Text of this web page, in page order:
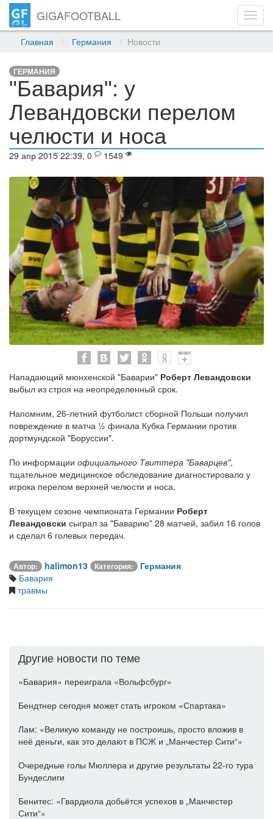
GIGAFOOTBALL
Главная Германия Новости
ГЕРМАНИЯ
"Бавария": у
Левандовски перелом
челюсти и носа
29 апр 2015 22:39, 0 1549
Нападающий мюнхенской "Баварии" Роберт Левандовски
выбыл из строя на неопределенный срок.
Напомним, 26-летний футболист сборной Польши получил
повреждение в матча ½ финала Кубка Германии против
дортмундской "Боруссии".
По информации официального Твиттера "Баварцев",
тщательное медицинское обследование диагностировало у
игрока перелом верхней челюсти и носа.
В текущем сезоне чемпионата Германии Роберт
Левандовски сыграл за "Баварию" 28 матчей, забил 16 голов
и сделал 6 голевых передач.
Автор: halimon13 Категория:
Германия
Бавария
травмы
Другие новости по теме
«Бавария» переиграла «Вольфсбург»
Бендтнер сегодня может стать игроком «Спартака»
Лам: «Великую команду не построишь, просто вложив в
неё деньги, как это делают в ПСЖ и „Манчестер Сити“»
Очередные голы Мюллера и другие результаты 22-го тура
Бундеслиги
Бенитес: «Гвардиола добьётся успехов в „Манчестер
Сити“»